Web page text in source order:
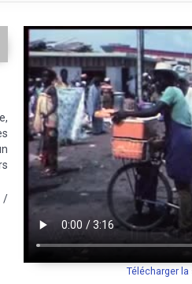
Télécharger
/